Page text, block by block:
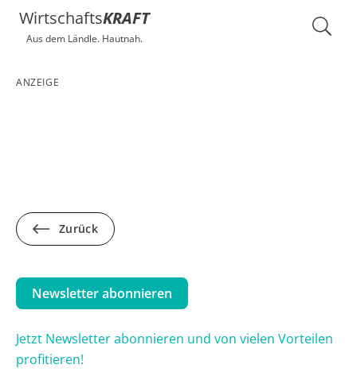
WirtschaftsKRAFT
Aus dem Ländle. Hautnah.
ANZEIGE
Zurück
Newsletter abonnieren
Jetzt Newsletter abonnieren und von vielen Vorteilen
profitieren!